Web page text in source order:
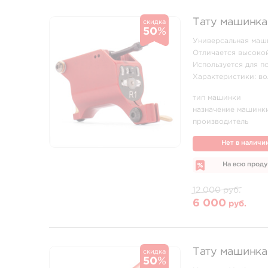
скидка
50%
Тату
Универсальная
Отличается
Используется для
Характеристики:
тип машинки
назначение
производитель
Нет в
На всю
12 000 руб.
6 000 руб.
скидка
50%
Тату